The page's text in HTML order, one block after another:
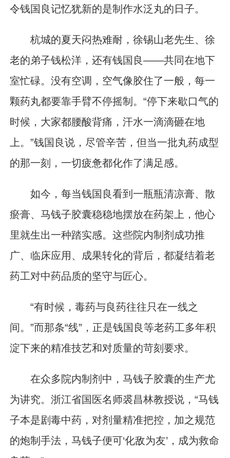
令钱国良记忆犹新的是制作水泛丸的日子。
杭城的夏天闷热难耐，徐锡山老先生、徐
老的弟子钱松洋，还有钱国良——共同在地下
室忙碌。没有空调，空气像胶住了一般，每一
颗药丸都要靠手臂不停摇制。“停下来歇口气的
时候，大家都腰酸背痛，汗水一滴滴砸在地
上。”钱国良说，尽管辛苦，但当一批丸药成型
的那一刻，一切疲惫都化作了满足感。
如今，每当钱国良看到一瓶瓶清凉膏、散
瘀膏、马钱子胶囊稳稳地摆放在药架上，他心
里就生出一种踏实感。这些院内制剂成功推
广、临床应用、成果转化的背后，都凝结着老
药工对中药品质的坚守与匠心。
“有时候，毒药与良药往往只在一线之
间。”而那条“线”，正是钱国良等老药工多年积
淀下来的精准技艺和对质量的苛刻要求。
在众多院内制剂中，马钱子胶囊的生产尤
为讲究。浙江省国医名师裘昌林教授说，“马钱
子本是剧毒中药，对剂量精准把控，加之规范
的炮制手法，马钱子便可‘化敌为友’，成为救命